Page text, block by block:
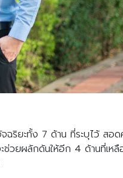
ฉริยะทั้ง 7 ด้าน ที่ระบุไว้ ส
ช่วยผลักดันให้อีก 4 ด้านที่เห